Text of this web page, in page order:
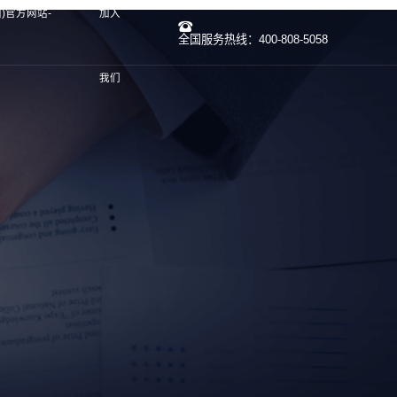
)官方网站- 加入
我们
全国服务热线：400-808-5058